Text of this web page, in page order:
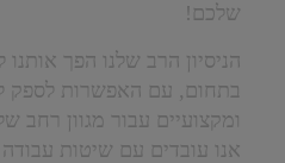
שלכם!
הניסיון הרב שלנו הפך
בתחום, עם האפשרות לספק
ומקצועיים עבור מגוון רחב
אנו עובדים עם שיטות